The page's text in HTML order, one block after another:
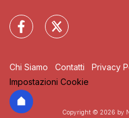
Chi Siamo Contatti Privacy
Impostazioni Cookie
Copyright © 2026 by